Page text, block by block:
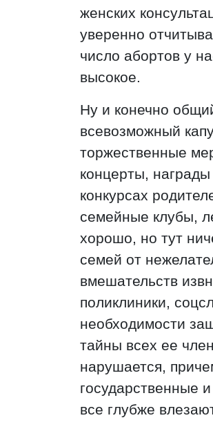
женских
уверенно
число абортов у
высокое.
Ну и конечно
всевозможный
торжественные
концерты,
конкурсах
семейные клубы,
хорошо, но тут
семей от
вмешательств
поликлиники,
необходимости
тайны всех ее
нарушается,
государственные
все глубже